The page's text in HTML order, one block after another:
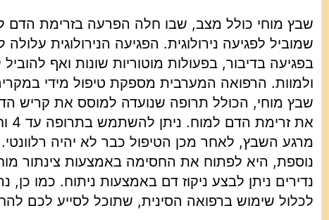
שבץ מוחי כולל מצב, שבו חלה הפרעה בזרימת הדם
שמוביל לפגיעה נירולוגית. הפגיעה הנירולוגית
בפגיעה בדיבור, בפעולות מוטוריות שונות ואף
ולמוות. הרפואה המערבית מספקת טיפול מידי
שבץ מוחי, הכולל תרופה שנועדה למוסס את קריש
את
מרגע השבץ, לאחר מכן הטיפול כבר לא יהיה רלוונטי.
נדירים ניתן לבצע ניקוז דם באמצעות ניתוח. כמו כן,
לכלול שימוש ברפואה הסינית, שתוכל לסייע לכם